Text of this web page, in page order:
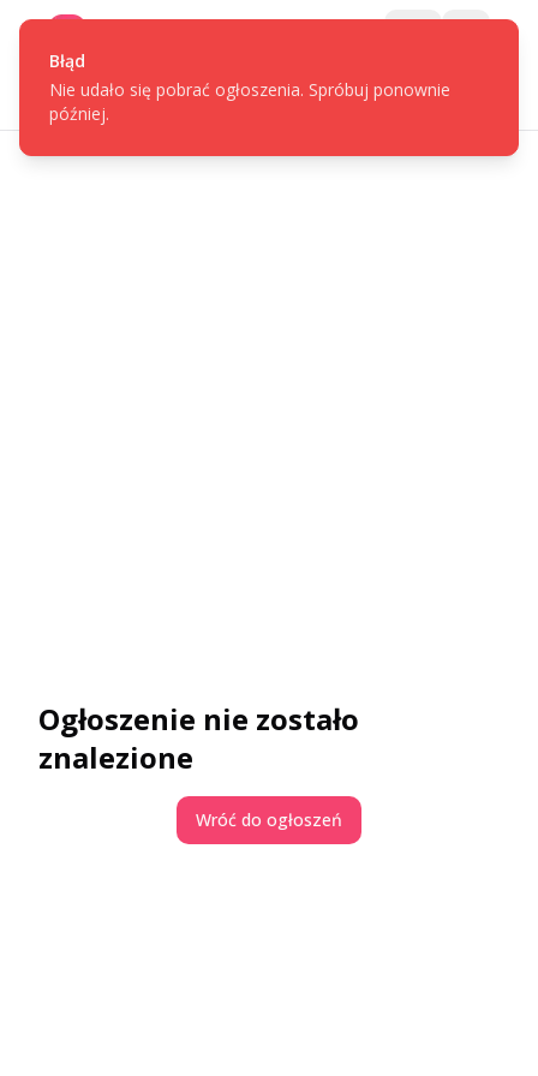
Ogłoszenie nie zostało
znalezione
Wróć do ogłoszeń
Błąd
Nie udało się pobrać ogłoszenia. Spróbuj ponownie
później.